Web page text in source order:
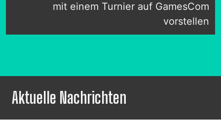
mit einem Turnier auf GamesCom
vorstellen
Aktuelle Nachrichten